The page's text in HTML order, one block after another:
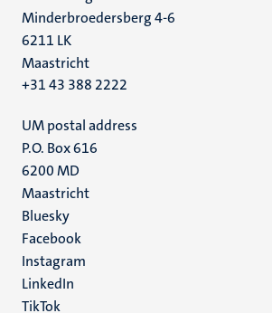
Minderbroedersberg 4-6
6211 LK
Maastricht
+31 43 388 2222
UM postal address
P.O. Box 616
6200 MD
Maastricht
Social
media
Bluesky
Facebook
Instagram
LinkedIn
TikTok